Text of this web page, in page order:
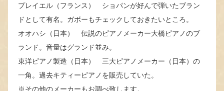
プレイエル（フランス） ショパンが好んで弾いたブラン
ドとして有名。ガボーもチェックしておきたいところ。
オオハシ（日本） 伝説のピアノメーカー大橋ピアノのブ
ランド。音量はグランド並み。
東洋ピアノ製造（日本） 三大ピアノメーカー（日本）の
一角。過去キティーピアノを販売していた。
※その他のメーカーもお調べ致します。